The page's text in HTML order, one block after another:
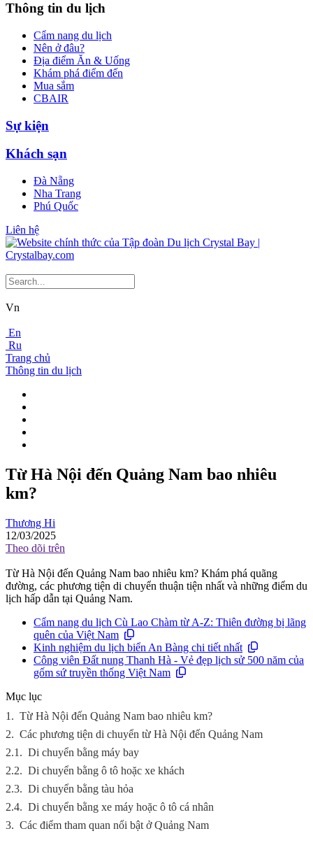
Thông tin du lịch
Cẩm nang du lịch
Nên ở đâu?
Địa điểm Ăn & Uống
Khám phá điểm đến
Mua sắm
CBAIR
Sự kiện
Khách sạn
Đà Nẵng
Nha Trang
Phú Quốc
Liên hệ
Vn
En
Ru
Trang chủ
Thông tin du lịch
Từ Hà Nội đến Quảng Nam bao nhiêu
km?
Thương Hi
12/03/2025
Theo dõi trên
Từ Hà Nội đến Quảng Nam bao nhiêu km? Khám phá quãng
đường, các phương tiện di chuyển thuận tiện nhất và những điểm du
lịch hấp dẫn tại Quảng Nam.
Cẩm nang du lịch Cù Lao Chàm từ A-Z: Thiên đường bị lãng
quên của Việt Nam
Kinh nghiệm du lịch biển An Bàng chi tiết nhất
Công viên Đất nung Thanh Hà - Vẻ đẹp lịch sử 500 năm của
gốm sứ truyền thống Việt Nam
Mục lục
1. Từ Hà Nội đến Quảng Nam bao nhiêu km?
2. Các phương tiện di chuyển từ Hà Nội đến Quảng Nam
2.1. Di chuyển bằng máy bay
2.2. Di chuyển bằng ô tô hoặc xe khách
2.3. Di chuyển bằng tàu hỏa
2.4. Di chuyển bằng xe máy hoặc ô tô cá nhân
3. Các điểm tham quan nổi bật ở Quảng Nam